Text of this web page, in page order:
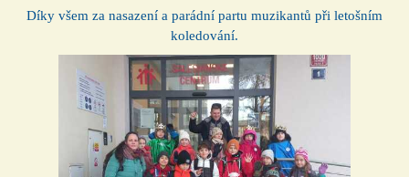
Díky všem za nasazení a parádní partu muzikantů při letošním
koledování.